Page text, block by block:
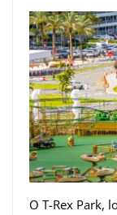
O T-Rex Park,